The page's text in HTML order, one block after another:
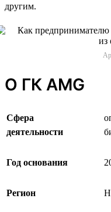
другим.
О ГК AMG
Сфера
деятельности
Год основания
Регион